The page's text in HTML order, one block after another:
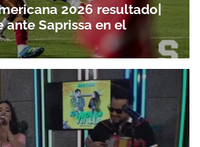
2026 resultado|
ante Saprissa en el